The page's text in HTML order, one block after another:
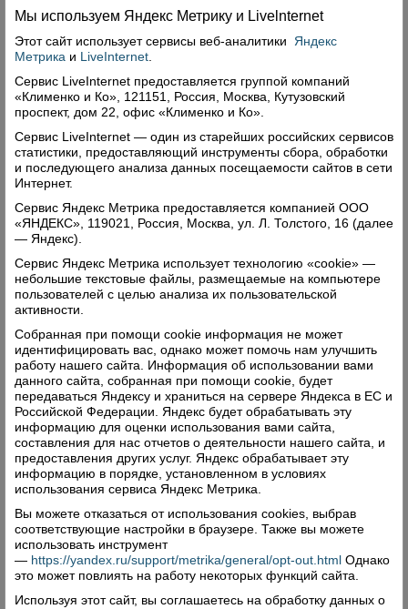
Мы используем Яндекс Метрику и Livelnternet
Этот сайт использует сервисы веб-аналитики
Яндекс
Метрика и LiveInternet
Сервис LiveInternet предоставляется группой компаний
«Клименко и Ко», 121151, Россия, Москва, Кутузовский
проспект, дом 22, офис «Клименко и Ко».
Сервис LiveInternet — один из старейших российских сервисов
статистики, предоставляющий инструменты сбора, обработки
и последующего анализа данных посещаемости сайтов в сети
Интернет.
Сервис Яндекс Метрика предоставляется компанией ООО
«ЯНДЕКС», 119021, Россия, Москва, ул. Л. Толстого, 16 (далее
— Яндекс).
Сервис Яндекс Метрика использует технологию «cookie» —
небольшие текстовые файлы, размещаемые на компьютере
пользователей с целью анализа их пользовательской
активности.
Собранная при помощи cookie информация не может
идентифицировать вас, однако может помочь нам улучшить
работу нашего сайта. Информация об использовании вами
данного сайта, собранная при помощи cookie, будет
передаваться Яндексу и храниться на сервере Яндекса в ЕС и
Российской Федерации. Яндекс будет обрабатывать эту
информацию для оценки использования вами сайта,
составления для нас отчетов о деятельности нашего сайта, и
предоставления других услуг. Яндекс обрабатывает эту
информацию в порядке, установленном в условиях
использования сервиса Яндекс Метрика.
Вы можете отказаться от использования cookies, выбрав
соответствующие настройки в браузере. Также вы можете
использовать инструмент
— https://yandex.ru/support/metrika/general/opt-out.html Однако
это может повлиять на работу некоторых функций сайта.
Используя этот сайт, вы соглашаетесь на обработку данных о